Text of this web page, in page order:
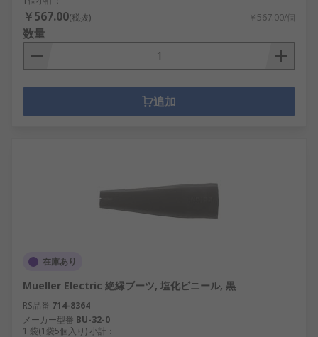
￥567.00(税抜) ￥567.00/個
数量
追加
在庫あり
Mueller Electric 絶縁ブーツ, 塩化ビニール, 黒
RS品番 714-8364
メーカー型番 BU-32-0
1 袋(1袋5個入り) 小計：